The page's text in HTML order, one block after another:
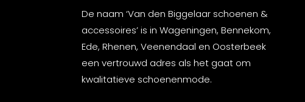
De naam ‘Van den Biggelaar schoenen &
accessoires’ is in Wageningen, Bennekom,
Ede, Rhenen, Veenendaal en Oosterbeek
een vertrouwd adres als het gaat om
kwalitatieve schoenenmode.